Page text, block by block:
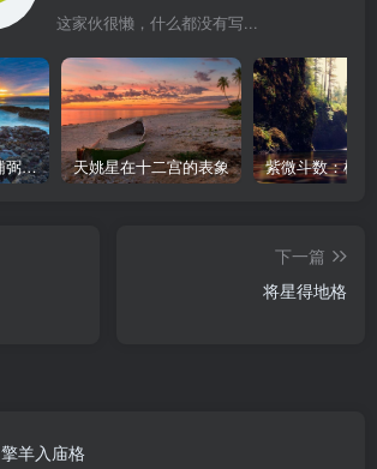
这家伙很懒，什么都没有写...
紫微斗数格局之辅弼星（左辅右弼）在各宫情况 天姚星在十二宫的表象 紫微斗数：机
下一篇
将星得地格
擎羊入庙格